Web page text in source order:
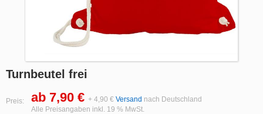
Turnbeutel frei
Preis: ab 7,90 € + 4,90 € Versand nach Deutschland
Alle Preisangaben inkl. 19 % MwSt.